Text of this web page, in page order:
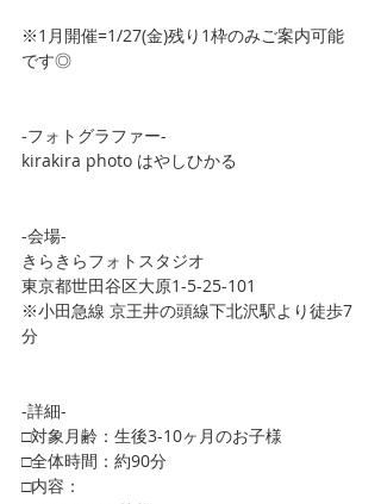
※1月開催=1/27(金)残り1枠のみご案内可能
です◎
-フォトグラファー-
kirakira photo はやしひかる
-会場-
きらきらフォトスタジオ
東京都世田谷区大原1-5-25-101
※小田急線 京王井の頭線下北沢駅より徒歩7
分
-詳細-
□対象月齢：生後3-10ヶ月のお子様
□全体時間：約90分
□内容：